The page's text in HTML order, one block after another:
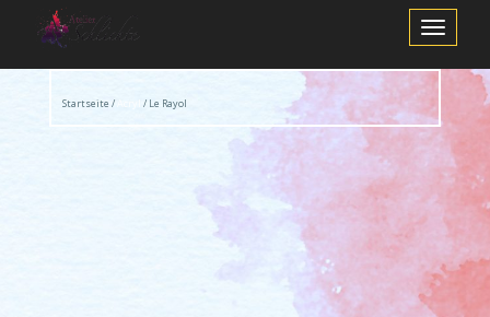
Schalte
Navigation
Startseite / / Le Rayol